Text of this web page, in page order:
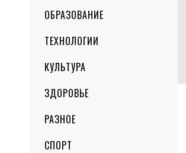
ОБРАЗОВАНИЕ
ТЕХНОЛОГИИ
КУЛЬТУРА
ЗДОРОВЬЕ
РАЗНОЕ
СПОРТ